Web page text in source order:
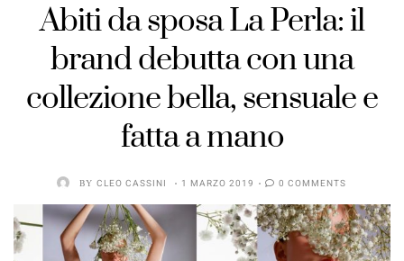
Abiti da sposa La Perla: il
brand debutta con una
collezione bella, sensuale e
fatta a mano
BY CLEO CASSINI 1 MARZO 2019 0 COMMENTS